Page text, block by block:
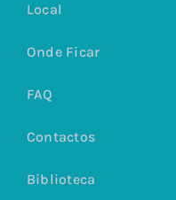
Local
Onde Ficar
FAQ
Contactos
Biblioteca